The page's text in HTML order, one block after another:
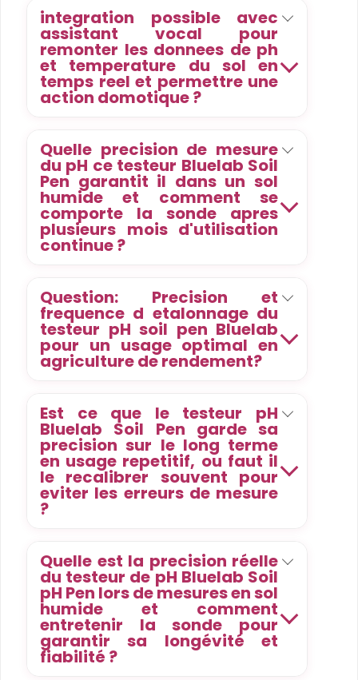
integration possible avec
assistant vocal pour
remonter les donnees de ph
et temperature du sol en
temps reel et permettre une
action domotique ?
Quelle precision de mesure
du pH ce testeur Bluelab Soil
Pen garantit il dans un sol
humide et comment se
comporte la sonde apres
plusieurs mois d'utilisation
continue ?
Question: Precision et
frequence d etalonnage du
testeur pH soil pen Bluelab
pour un usage optimal en
agriculture de rendement?
Est ce que le testeur pH
Bluelab Soil Pen garde sa
precision sur le long terme
en usage repetitif, ou faut il
le recalibrer souvent pour
eviter les erreurs de mesure
?
Quelle est la precision réelle
du testeur de pH Bluelab Soil
pH Pen lors de mesures en sol
humide et comment
entretenir la sonde pour
garantir sa longévité et
fiabilité ?